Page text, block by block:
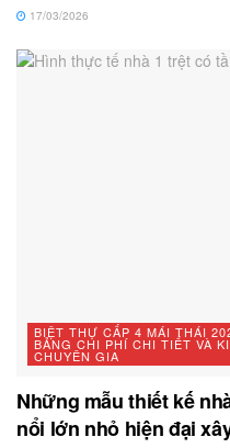
17/03/2026
BIỆT THỰ CẤP 4 MÁI THÁI
BẢNG CHI PHÍ CHI TIẾT VÀ
CHUYÊN GIA
Những mẫu thiết kế
nổi lớn nhỏ hiện đại